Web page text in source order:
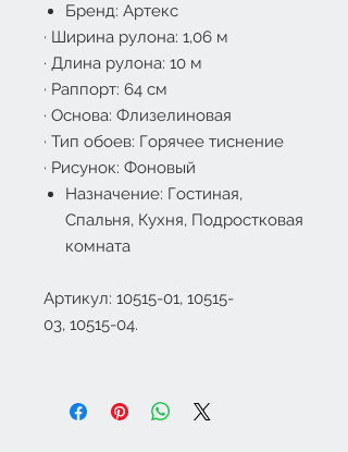
Бренд: Артекс
· Ширина рулона: 1,06 м
· Длина рулона: 10 м
· Раппорт: 64 см
· Основа: Флизелиновая
· Тип обоев: Горячее тиснение
· Рисунок: Фоновый
Назначение: Гостиная,
Спальня, Кухня, Подростковая
комната
Артикул: 10515-01, 10515-
03, 10515-04.